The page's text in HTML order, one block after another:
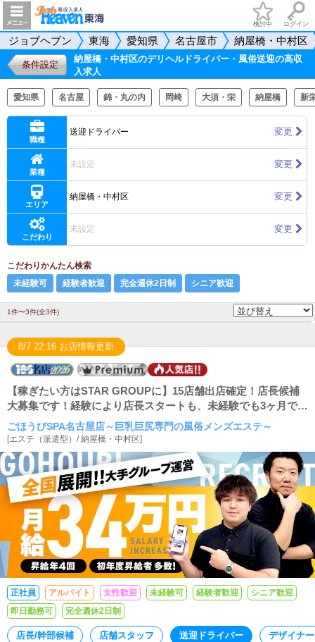
検討中 ログイン
ジョブヘブン 東海 愛知県 名古屋市 納屋橋・中村区
条件設定
納屋橋・中村区のデリヘルドライバー・風俗送迎の高収
入求人
愛知県 名古屋 錦・丸の内 岡崎 大須・栄 納屋橋 新
職種
送迎ドライバー 変更
業種
未設定 変更
エリア
納屋橋・中村区 変更
こだわり
未設定 変更
こだわりかんたん検索
未経験可
経験者歓迎 完全週休2日制 シニア歓迎
1件〜3件(全3件)
8/7 22:16 お店情報更新
【稼ぎたい方はSTAR GROUPに】15店舗出店確定！店長候補
大募集です！経験により店長スタートも、未経験でも3ヶ月で店
長に昇格可能です！
ごほうびSPA名古屋店～巨乳巨尻専門の風俗メンズエステ～
[エステ（派遣型） /納屋橋・中村区]
正社員 アルバイト 女性歓迎 未経験可 経験者歓迎
シニア歓迎
即日勤務可
完全週休2日制
店長/幹部候補 店舗スタッフ 送迎ドライバー デザイナー